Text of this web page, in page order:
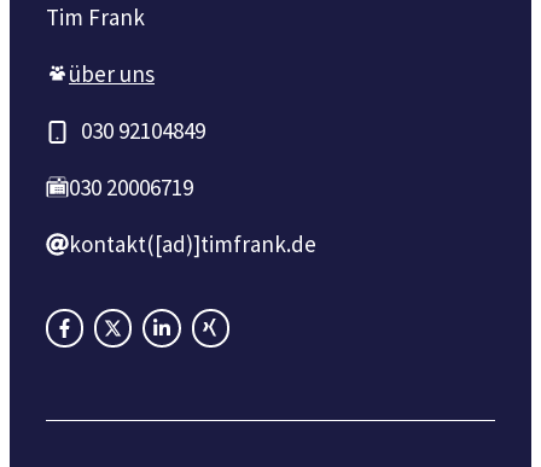
Tim Frank
über uns
030 92104849
030 20006719
kontakt([ad)]timfrank.de